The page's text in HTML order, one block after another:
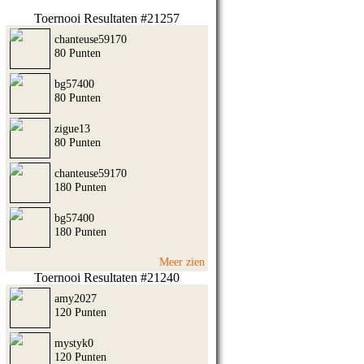
Toernooi Resultaten #21257
chanteuse59170
80 Punten
bg57400
80 Punten
zigue13
80 Punten
chanteuse59170
180 Punten
bg57400
180 Punten
Meer zien
Toernooi Resultaten #21240
amy2027
120 Punten
mystyk0
120 Punten